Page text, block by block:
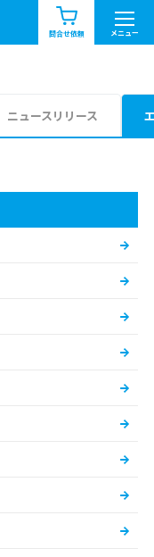
問合せ依頼 メニュー
お知らせ一覧
中国・四国
ニュースリリース